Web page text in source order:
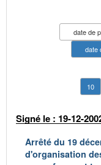
date de
date
10
Signé le : 19-12-
Arrêté du 19
d'organisation